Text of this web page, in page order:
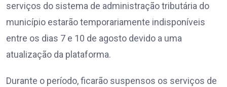
serviços do sistema de administração tributária do
município estarão temporariamente indisponíveis
entre os dias 7 e 10 de agosto devido a uma
atualização da plataforma.
Durante o período, ficarão suspensos os serviços de